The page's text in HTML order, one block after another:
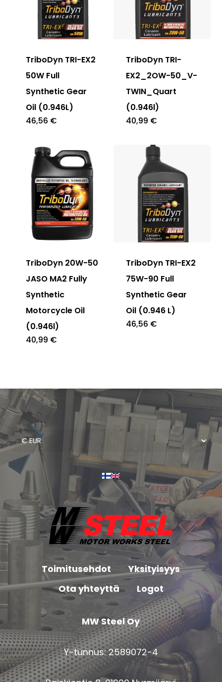
TriboDyn TRI-EX2
50W Full
Synthetic Gear
Oil (0.946L)
46,56 €
TriboDyn TRI-
EX2_2OW-50_V-
TWIN_Quart
(0.946l)
40,99 €
TriboDyn 20W-50
JASO MA2 Fully
Synthetic
Motorcycle Oil
(0.946l)
40,99 €
TriboDyn TRI-EX2
75W-90 Full
Synthetic Gear
Oil (0.946 L)
46,56 €
Toimitusehdot
Yksityisyys
Ota yhteyttä
Logot
MW Steel Oy
Y-tunnus: 2589072-4